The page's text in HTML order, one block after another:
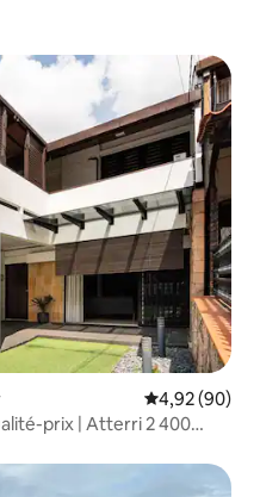
Évaluation
4,92 (90)
prix | Atterri 2 400